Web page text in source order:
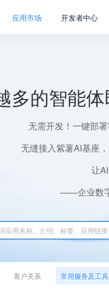
应用市场 开发者中心
多的智能
无需开发！一键部
无缝接入紫薯AI基座
让
——企业数字
客户关系 常用服务及工具